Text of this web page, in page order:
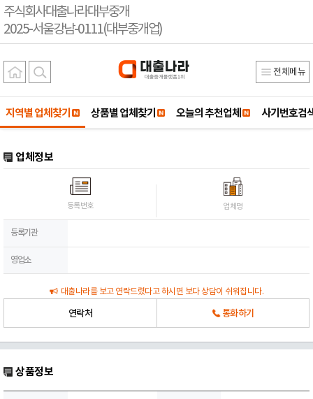
주식회사대출나라대부중개
2025-서울강남-0111(대부중개업)
전체메뉴
지역별 업체찾기 상품별 업체찾기 오늘의 추천업체 사기번호검
업체정보
등록번호 업체명
등록기관
영업소
대출나라를 보고 연락드렸다고 하시면 보다 상담이 쉬워집니다.
연락처 통화하기
상품정보